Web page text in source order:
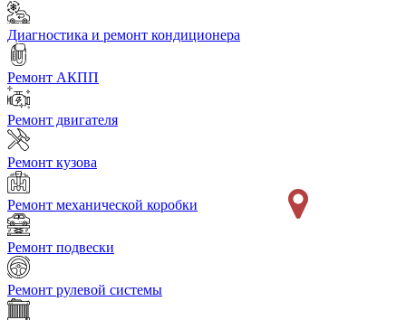
Диагностика и ремонт кондиционера
Ремонт АКПП
Ремонт двигателя
Ремонт кузова
Ремонт механической коробки
Ремонт подвески
Ремонт рулевой системы